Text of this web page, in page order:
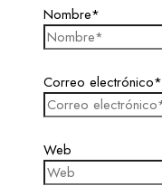
Nombre*
Correo electrónico*
Web